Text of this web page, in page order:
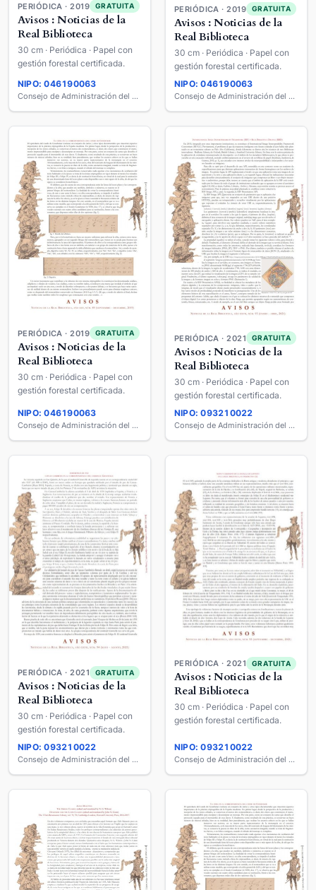
PERIÓDICA · 2019 GRATUITA
Avisos : Noticias de la
Real Biblioteca
30 cm · Periódica · Papel con
gestión forestal certificada.
NIPO: 046190063
Consejo de Administración del Patrimonio Nacional
PERIÓDICA · 2019 GRATUITA
Avisos : Noticias de la
Real Biblioteca
30 cm · Periódica · Papel con
gestión forestal certificada.
NIPO: 046190063
Consejo de Administración del Patrimonio Nacional
PERIÓDICA · 2019 GRATUITA
Avisos : Noticias de la
Real Biblioteca
30 cm · Periódica · Papel con
gestión forestal certificada.
NIPO: 046190063
Consejo de Administración del Patrimonio Nacional
PERIÓDICA · 2021 GRATUITA
Avisos : Noticias de la
Real Biblioteca
30 cm · Periódica · Papel con
gestión forestal certificada.
NIPO: 093210022
Consejo de Administración del Patrimonio Nacional
PERIÓDICA · 2021 GRATUITA
Avisos : Noticias de la
Real Biblioteca
30 cm · Periódica · Papel con
gestión forestal certificada.
NIPO: 093210022
Consejo de Administración del Patrimonio Nacional
PERIÓDICA · 2021 GRATUITA
Avisos : Noticias de la
Real Biblioteca
30 cm · Periódica · Papel con
gestión forestal certificada.
NIPO: 093210022
Consejo de Administración del Patrimonio Nacional